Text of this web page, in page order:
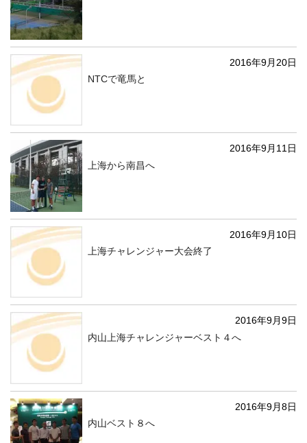
2016年9月20日
NTCで竜馬と
2016年9月11日
上海から南昌へ
2016年9月10日
上海チャレンジャー大会終了
2016年9月9日
内山上海チャレンジャーベスト４へ
2016年9月8日
内山ベスト８へ